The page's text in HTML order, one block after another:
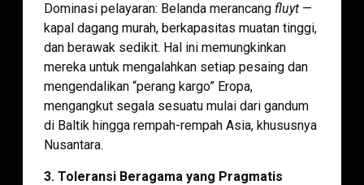
Dominasi pelayaran: Belanda merancang fluyt —
kapal dagang murah, berkapasitas muatan tinggi,
dan berawak sedikit. Hal ini memungkinkan
mereka untuk mengalahkan setiap pesaing dan
mengendalikan “perang kargo” Eropa,
mengangkut segala sesuatu mulai dari gandum
di Baltik hingga rempah-rempah Asia, khususnya
Nusantara.
3. Toleransi Beragama yang Pragmatis